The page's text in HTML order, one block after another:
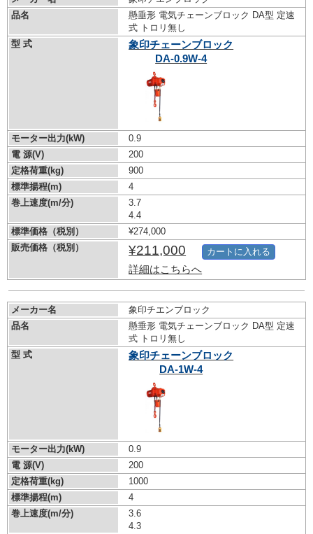
品名
懸垂形 電気チェーンブロック DA型 定速
式 トロリ無し
型 式
象印チェーンブロック
DA-0.9W-4
モーター出力(kW)
0.9
電 源(V)
200
定格荷重(kg)
900
標準揚程(m)
4
巻上速度(m/分)
3.7
4.4
標準価格（税別）
¥274,000
販売価格（税別）
¥211,000
詳細はこちらへ
カートに入れる
メーカー名
象印チエンブロック
品名
懸垂形 電気チェーンブロック DA型 定速
式 トロリ無し
型 式
象印チェーンブロック
DA-1W-4
モーター出力(kW)
0.9
電 源(V)
200
定格荷重(kg)
1000
標準揚程(m)
4
巻上速度(m/分)
3.6
4.3